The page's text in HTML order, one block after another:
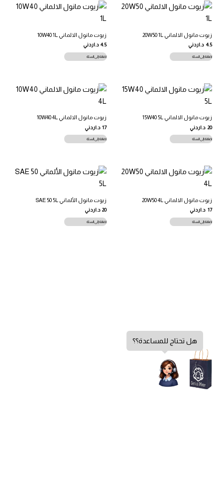
زيوت مانول الالماني 20W50 1L
4.5 د.اردني
إضافة إلى السلة
زيوت مانول الالماني 10W40 1L
4.5 د.اردني
إضافة إلى السلة
زيوت مانول الالماني 15W40 5L
20 د.اردني
إضافة إلى السلة
زيوت مانول الالماني 10W40 4L
17 د.اردني
إضافة إلى السلة
زيوت مانول الالماني 20W50 4L
17 د.اردني
إضافة إلى السلة
زيوت مانول الألماني SAE 50 5L
20 د.اردني
إضافة إلى السلة
هل تحتاج للمساعدة؟؟